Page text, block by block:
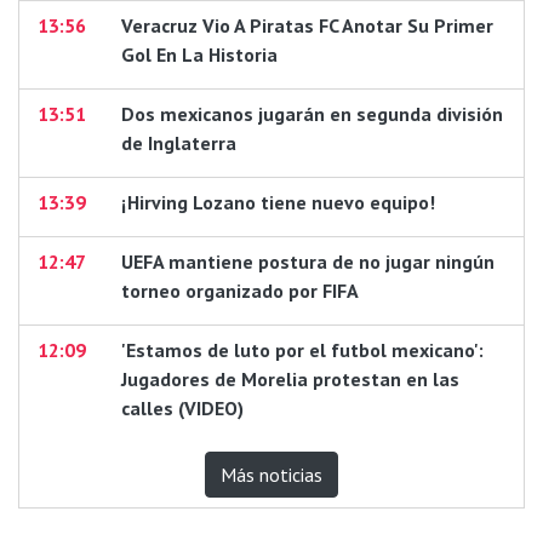
13:56
Veracruz Vio A Piratas FC Anotar Su Primer
Gol En La Historia
13:51
Dos mexicanos jugarán en segunda división
de Inglaterra
13:39 ¡Hirving Lozano tiene nuevo equipo!
12:47
UEFA mantiene postura de no jugar ningún
torneo organizado por FIFA
12:09
'Estamos de luto por el futbol mexicano':
Jugadores de Morelia protestan en las
calles (VIDEO)
Más noticias